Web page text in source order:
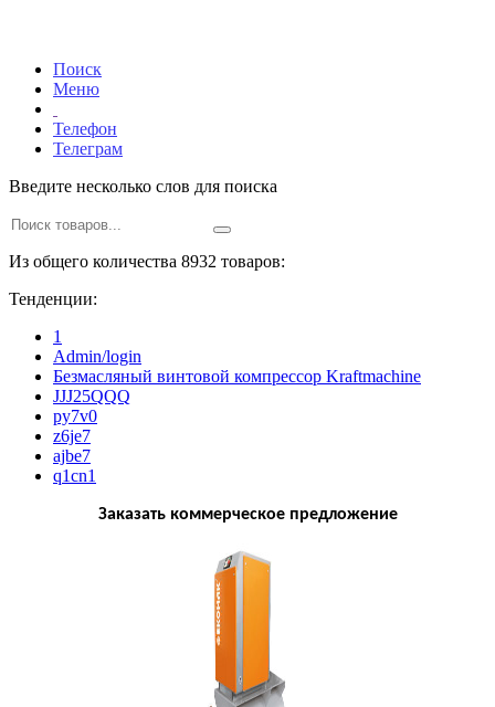
Поиск
Меню
Телефон
Телеграм
Введите несколько слов для поиска
Из общего количества 8932 товаров:
Тенденции:
1
Admin/login
Безмасляный винтовой компрессор Kraftmaсhine
JJJ25QQQ
py7v0
z6je7
ajbe7
q1cn1
Заказать коммерческое предложение